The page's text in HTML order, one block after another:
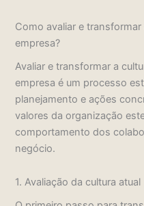
Como avaliar e
empresa?
Avaliar e transformar a
empresa é um processo
planejamento e ações
valores da organização
comportamento dos
negócio.
1. Avaliação da cultura atual